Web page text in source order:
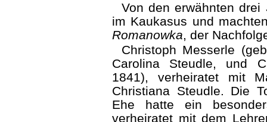
Von den erwähnten drei
im Kaukasus und
Romanowka, der
Christoph Messerle
Carolina Steudle, und
1841), verheiratet mit
Christiana Steudle. Die
Ehe hatte ein
verheiratet mit dem